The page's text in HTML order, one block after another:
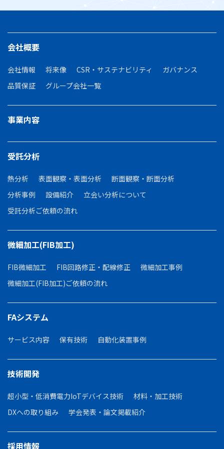
会社概要
会社情報 将来像 CSR・サステナビリティ
ガバナンス
品質保証
グループ会社一覧
事業内容
受託分析
熱分析 表面観察・表面分析
断面観察・断面分析
分析事例
設備紹介
立会い分析について
受託分析ご依頼の流れ
微細加工(FIB加工)
FIB微細加工 FIB回路修正・配線修正
微細加工事例
微細加工(FIB加工)ご依頼の流れ
FAシステム
サービス内容 保有技術 自動化装置事例
技術開発
超小型・低消費電力IoTデバイス技術
材料・加工技術
DXへの取り組み
学会発表・論文掲載紹介
採用情報